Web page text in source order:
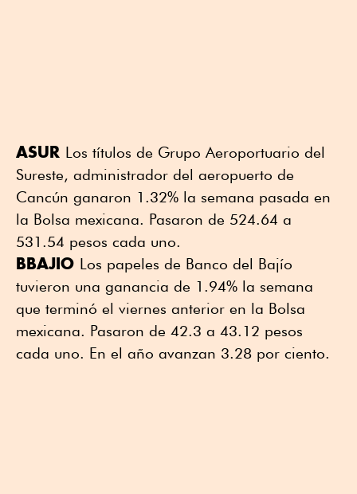
ASUR Los títulos de Grupo Aeroportuario del
Sureste, administrador del aeropuerto de
Cancún ganaron 1.32% la semana pasada en
la Bolsa mexicana. Pasaron de 524.64 a
531.54 pesos cada uno.
BBAJIO Los papeles de Banco del Bajío
tuvieron una ganancia de 1.94% la semana
que terminó el viernes anterior en la Bolsa
mexicana. Pasaron de 42.3 a 43.12 pesos
cada uno. En el año avanzan 3.28 por ciento.